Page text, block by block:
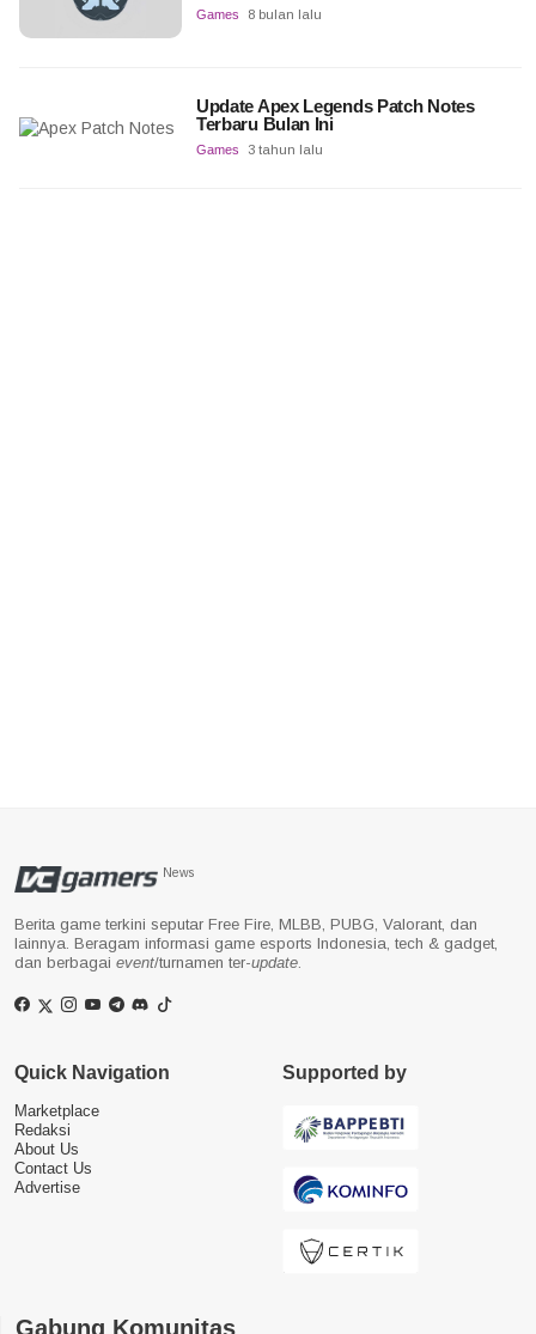
Games 8 bulan lalu
Update Apex Legends Patch Notes
Terbaru Bulan Ini
Games 3 tahun lalu
News
Berita game terkini seputar Free Fire, MLBB, PUBG, Valorant, dan
lainnya. Beragam informasi game esports Indonesia, tech & gadget,
dan berbagai event/turnamen ter-update.
Quick Navigation
Marketplace
Redaksi
About Us
Contact Us
Advertise
Supported by
Gabung Komunitas